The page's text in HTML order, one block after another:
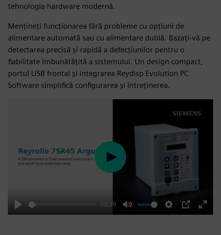
tehnologia hardware modernă.
Menţineţi funcţionarea fără probleme cu opţiuni de
alimentare automată sau cu alimentare dublă. Bazați-vă pe
detectarea precisă și rapidă a defecțiunilor pentru o
fiabilitate îmbunătățită a sistemului. Un design compact,
portul USB frontal și integrarea Reydisp Evolution PC
Software simplifică configurarea și întreținerea.
Play
00:29
Mute Settings
PIP
Enter
Play